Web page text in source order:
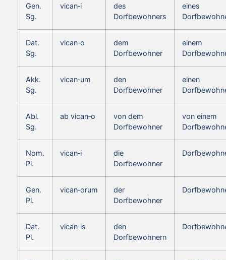
Gen.
Sg.
vican‑i
des
Dorfbewohners
eines
Dat.
Sg.
vican‑o
dem
Dorfbewohner
einem
Akk.
Sg.
vican‑um
den
Dorfbewohner
einen
Abl.
Sg.
ab vican‑o
von dem
Dorfbewohner
von einem
Nom.
Pl.
vican‑i
die
Dorfbewohner
Gen.
Pl.
vican‑orum
der
Dorfbewohner
Dat.
Pl.
vican‑is
den
Dorfbewohnern